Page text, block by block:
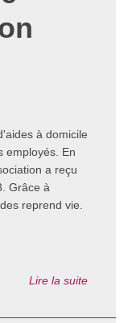
à domicile
employés. En
a reçu
Grâce à
reprend vie.
Lire la suite